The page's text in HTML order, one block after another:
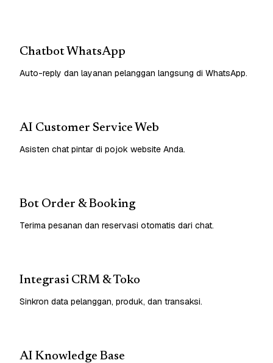
Chatbot WhatsApp
Auto-reply dan layanan pelanggan langsung di WhatsApp.
AI Customer Service Web
Asisten chat pintar di pojok website Anda.
Bot Order & Booking
Terima pesanan dan reservasi otomatis dari chat.
Integrasi CRM & Toko
Sinkron data pelanggan, produk, dan transaksi.
AI Knowledge Base